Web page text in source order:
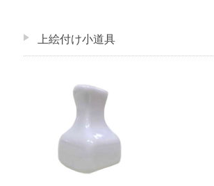
上絵付け小道具